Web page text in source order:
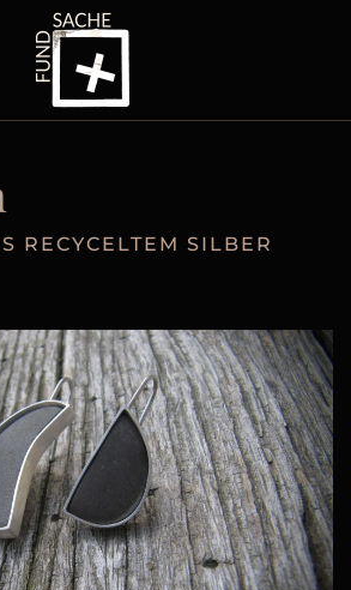
RECYCELTEM SILBER